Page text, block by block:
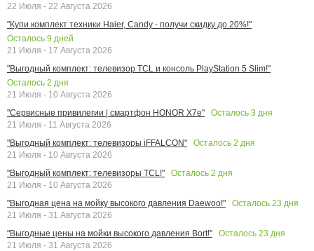
22 Июля - 22 Августа 2026
"Купи комплект техники Haier, Candy - получи скидку до 20%!"
Осталось 9 дней
21 Июля - 17 Августа 2026
"Выгодный комплект: телевизор TCL и консоль PlayStation 5 Slim!"
Осталось 2 дня
21 Июля - 10 Августа 2026
"Сервисные привилегии | смартфон HONOR X7e"
Осталось 3 дня
21 Июля - 11 Августа 2026
"Выгодный комплект: телевизоры iFFALCON"
Осталось 2 дня
21 Июля - 10 Августа 2026
"Выгодный комплект: телевизоры TCL!"
Осталось 2 дня
21 Июля - 10 Августа 2026
"Выгодная цена на мойку высокого давления Daewoo!"
Осталось 23 дня
21 Июля - 31 Августа 2026
"Выгодные цены на мойки высокого давления Bort!"
Осталось 23 дня
21 Июля - 31 Августа 2026